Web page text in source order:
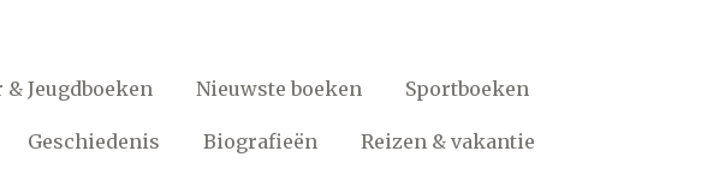
Jeugdboeken Nieuwste boeken Sportboeken
Geschiedenis Biografieën Reizen & vakantie